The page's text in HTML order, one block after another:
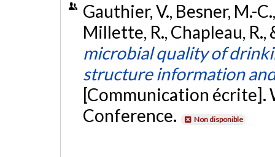
Gauthier, V., Besner, M.-
Millette, R., Chapleau,
microbial quality of
structure information
[Communication écrite].
Conference.
Non disponible